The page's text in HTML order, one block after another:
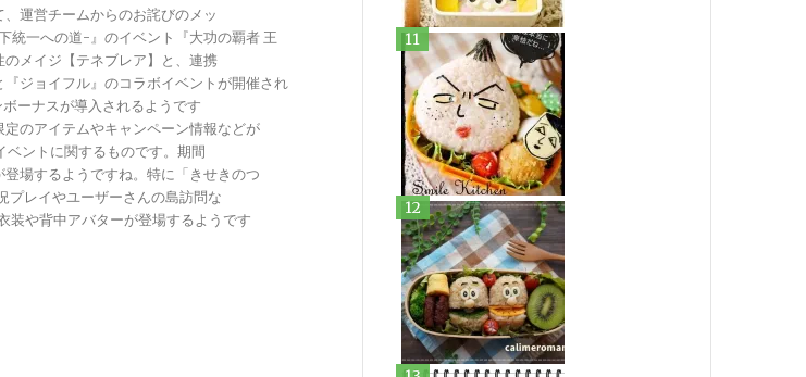
運営チームからのお詫びのメッ
統一への道-』のイベント『大功の覇者 王
のメイジ【テネブレア】と、連携
ジョイフル』のコラボイベントが開催され
ーナスが導入されるようです
定のアイテムやキャンペーン情報などが
ベントに関するものです。期間
場するようですね。特に「きせきのつ
プレイやユーザーさんの島訪問な
装や背中アバターが登場するようです